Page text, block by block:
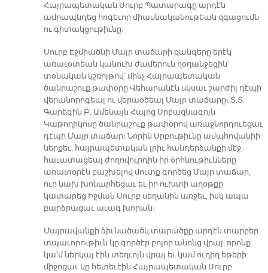
Հայրապետական Սուրբ Պատարագը արդէն
ամրապնդեց հոգեւոր միասնականութեան զգացումն
ու գիտակցութիւնը։
Սուրբ Էջմիածնի Մայր տաճարի զանգերը երէկ
առաւօտեան կանուխ ժամերուն ղօղանջեցին՝
տօնական կշռոյթով՝ մինչ Հայրապետական
ծանրաշուք թափօրը Վեհարանէն սկսաւ շարժիլ դէպի
վերանորոգեալ ու վերաօծեալ Մայր տաճարը։ Տ.Տ.
Գարեգին Բ. Ամենայն Հայոց Սրբազնագոյն
Կաթողիկոսը ծանրաշուք թափօրով առաջնորդուեցաւ
դէպի Մայր տաճար։ Նորին Սրբութիւնը ամպհովանիի
ներքեւ, հայրապետական լրիւ հանդերձանքի մէջ,
հաւատացեալ ժողովուրդին իր օրհնութիւնները
առատօրէն բաշխելով մուտք գործեց Մայր տաճար,
ուր նախ խոնարհեցաւ եւ իր ուխտի աղօթքը
կատարեց Իջման Սուրբ սեղանին առջեւ, իսկ ապա
բարձրացաւ աւագ խորան։
Մայրավանքի ձիւնածածկ տարածքը արդէն տարբեր
տպաւորութիւն կը գործէր բոլոր անոնց վրայ, որոնք
կա՛մ ներկայ էին տեղւոյն վրայ եւ կամ ուղիղ եթերի
միջոցաւ կը հետեւէին Հայրապետական Սուրբ